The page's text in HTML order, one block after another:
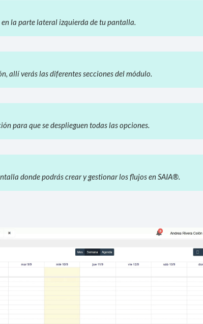
la parte lateral izquierda de tu pantalla.
allí verás las diferentes secciones del módulo.
para que se desplieguen todas las opciones.
donde podrás crear y gestionar los flujos en SAIA®.